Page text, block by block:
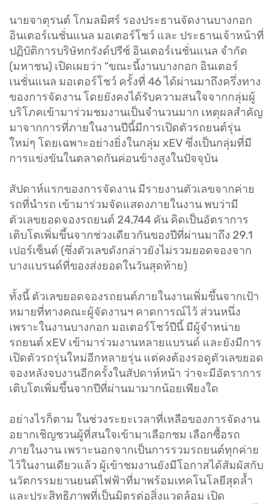
นายจาตุรนต์ โกมลมิศร์ รองประธานจัดงานบางกอก
อินเตอร์เนชั่นแนล มอเตอร์โชว์ และ ประธานเจ้าหน้าที่
ปฏิบัติการบริษัทกรังด์ปรีซ์ อินเตอร์เนชั่นแนล จำกัด
(มหาชน) เปิดเผยว่า “ขณะนี้งานบางกอก อินเตอร์
เนชั่นแนล มอเตอร์โชว์ ครั้งที่ 46 ได้ผ่านมาถึงครึ่งทาง
ของการจัดงาน โดยยังคงได้รับความสนใจจากกลุ่มผู้
บริโภคเข้ามาร่วมชมงานเป็นจำนวนมาก เหตุผลสำคัญ
มาจากการที่ภายในงานปีนี้มีการเปิดตัวรถยนต์รุ่น
ใหม่ๆ โดยเฉพาะอย่างยิ่งในกลุ่ม xEV ซึ่งเป็นกลุ่มที่มี
การแข่งขันในตลาดกันค่อนข้างสูงในปัจจุบัน
สัปดาห์แรกของการจัดงาน มีรายงานตัวเลขจากค่าย
รถที่นำรถ เข้ามาร่วมจัดแสดงภายในงาน พบว่ามี
ตัวเลขยอดจองรถยนต์ 24,744 คัน คิดเป็นอัตราการ
เติบโตเพิ่มขึ้นจากช่วงเดียวกันของปีที่ผ่านมาถึง 29.1
เปอร์เซ็นต์ (ซึ่งตัวเลขดังกล่าวยังไม่รวมยอดจองจาก
บางแบรนด์ที่ของส่งยอดในวันสุดท้าย)
ทั้งนี้ ตัวเลขยอดจองรถยนต์ภายในงานเพิ่มขึ้นจากเป้า
หมายที่ทางคณะผู้จัดงานฯ คาดการณ์ไว้ ส่วนหนึ่ง
เพราะในงานบางกอก มอเตอร์โชว์ปีนี้ มีผู้จำหน่าย
รถยนต์ xEV เข้ามาร่วมงานหลายแบรนด์ และยังมีการ
เปิดตัวรถรุ่นใหม่อีกหลายรุ่น แต่คงต้องรอดูตัวเลขยอด
จองหลังจบงานอีกครั้งในสัปดาห์หน้า ว่าจะมีอัตราการ
เติบโตเพิ่มขึ้นจากปีที่ผ่านมามากน้อยเพียงใด
อย่างไรก็ตาม ในช่วงระยะเวลาที่เหลือของการจัดงาน
อยากเชิญชวนผู้ที่สนใจเข้ามาเลือกชม เลือกซื้อรถ
ภายในงาน เพราะนอกจากเป็นการรวมรถยนต์ทุกค่าย
ไว้ในงานเดียวแล้ว ผู้เข้าชมงานยังมีโอกาสได้สัมผัสกับ
นวัตกรรมยานยนต์ไฟฟ้าที่มาพร้อมเทคโนโลยีสุดล้ำ
และประสิทธิภาพที่เป็นมิตรต่อสิ่งแวดล้อม เปิด